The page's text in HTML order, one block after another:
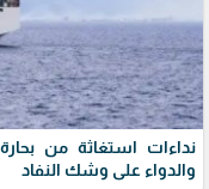
نداءات استغاثة من
والدواء على وشك النفاد